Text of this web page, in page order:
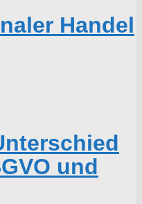
Handel
und